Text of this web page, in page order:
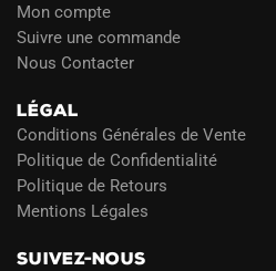
Mon compte
Suivre une commande
Nous Contacter
LÉGAL
Conditions Générales de Vente
Politique de Confidentialité
Politique de Retours
Mentions Légales
SUIVEZ-NOUS